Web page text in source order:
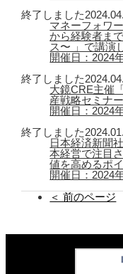
終了しました
マネーフォワ
から経験者ま
ス〜 」で講演
開催日：2024
終了しました
大鏡CRE主催
産戦略セミナ
開催日：2024
終了しました
日本経済新聞
本経営で注目
値を高めるポ
開催日：2024
＜ 前のページ